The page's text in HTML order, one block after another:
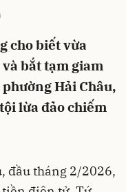
cho biết vừa
bắt tạm giam
Hải Châu,
lừa đảo chiếm
đầu tháng 2/2026,
Hủy Gửi